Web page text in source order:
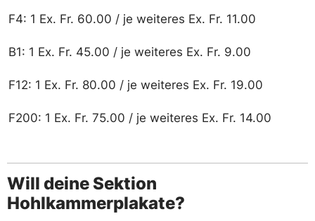
t
e
F4: 1 Ex. Fr. 60.00 / je weiteres Ex. Fr. 11.00
B1: 1 Ex. Fr. 45.00 / je weiteres Ex. Fr. 9.00
F12: 1 Ex. Fr. 80.00 / je weiteres Ex. Fr. 19.00
F200: 1 Ex. Fr. 75.00 / je weiteres Ex. Fr. 14.00
Will deine Sektion
Hohlkammerplakate?